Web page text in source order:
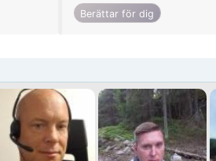
Berättar för dig